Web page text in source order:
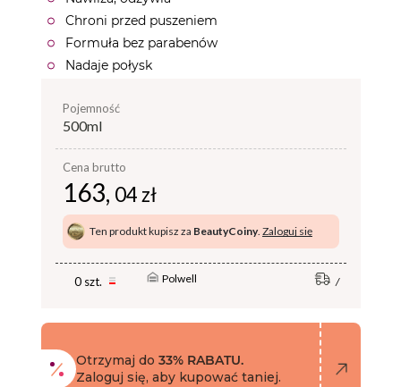
Chroni przed puszeniem
Formuła bez parabenów
Nadaje połysk
pojemność
500ml
Cena brutto
163, 04 zł
Ten produkt kupisz za BeautyCoiny. Zaloguj się
0 szt. Polwell
Otrzymaj do 33% RABATU.
Zaloguj się, aby kupować taniej.